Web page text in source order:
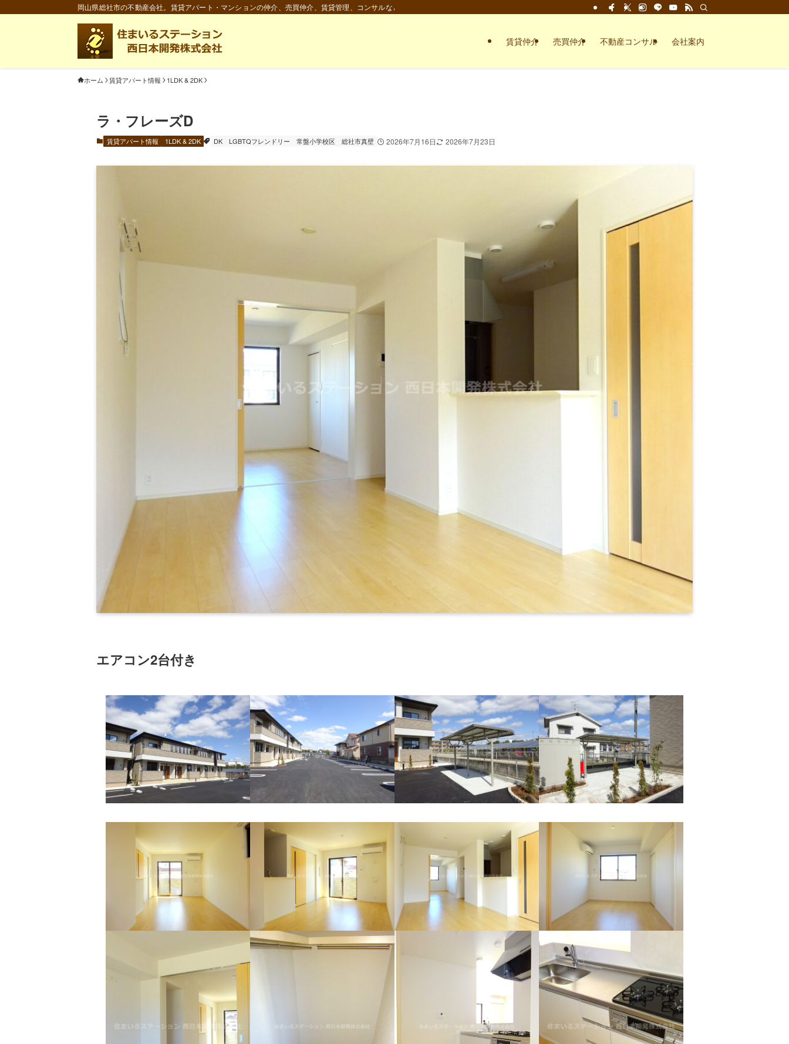
岡山県総社市の不動産会社。賃貸アパート・マンションの仲介、売買仲介、賃貸管理、コンサルなど。
賃貸仲介 売買仲介 不動産コンサル 会社案内
ホーム 賃貸アパート情報 1LDK & 2DK
ラ・フレーズD
賃貸アパート情報 1LDK & 2DK DK LGBTQフレンドリー 常盤小学校区 総社市真壁 2026年7月16日 2026年7月23日
エアコン2台付き